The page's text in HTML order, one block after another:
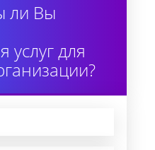
ли Вы
услуг для